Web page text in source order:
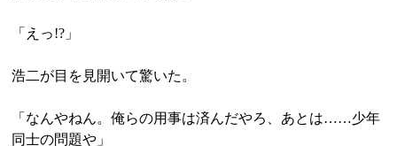
「えっ!?」
浩二が目を見開いて驚いた。
「なんやねん。俺らの用事は済んだやろ、あとは……少年
同士の問題や」